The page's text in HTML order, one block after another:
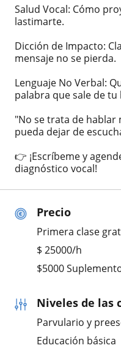
Precio
Primera clase
$ 25000/h
$5000
Niveles de las
Parvulario y
Educación básica
Salud Vocal: Cómo
lastimarte.
Dicción de Impacto:
mensaje no se pierda.
Lenguaje No Verbal:
palabra que sale de tu
"No se trata de hablar
pueda dejar de
👉 ¡Escríbeme y
diagnóstico vocal!